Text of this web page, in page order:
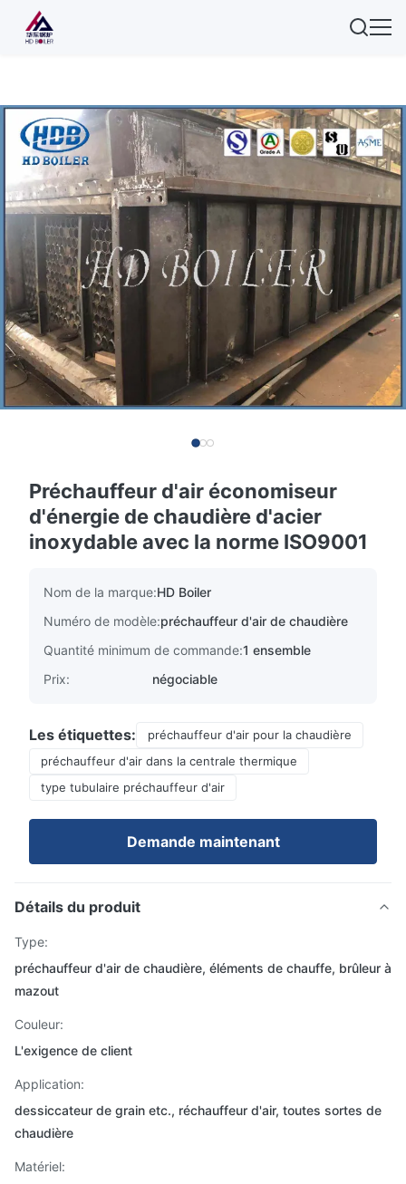
Préchauffeur d'air économiseur
d'énergie de chaudière d'acier
inoxydable avec la norme ISO9001
Nom de la marque:HD Boiler
Numéro de modèle:préchauffeur d'air de chaudière
Quantité minimum de commande:1 ensemble
Prix:
négociable
Les étiquettes:
préchauffeur d'air pour la chaudière
préchauffeur d'air dans la centrale thermique
type tubulaire préchauffeur d'air
Demande maintenant
Détails du produit
Type:
préchauffeur d'air de chaudière, éléments de chauffe, brûleur à
mazout
Couleur:
L'exigence de client
Application:
dessiccateur de grain etc., réchauffeur d'air, toutes sortes de
chaudière
Matériel: